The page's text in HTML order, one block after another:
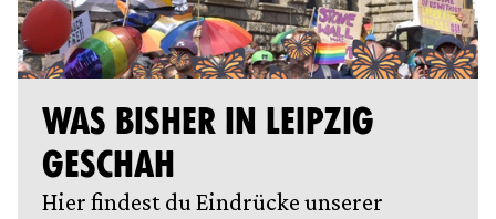
WAS BISHER IN LEIPZIG
GESCHAH
Hier findest du Eindrücke unserer